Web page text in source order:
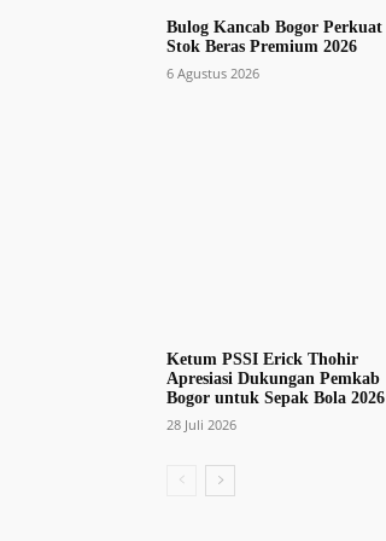
Bulog Kancab Bogor Perkuat
Stok Beras Premium 2026
6 Agustus 2026
Ketum PSSI Erick Thohir
Apresiasi Dukungan Pemkab
Bogor untuk Sepak Bola 2026
28 Juli 2026